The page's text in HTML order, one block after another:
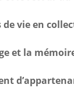
de vie en
et la